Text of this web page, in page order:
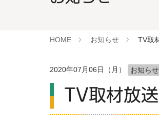
HOME お知らせ TV取
2020年07月06日（月） お知らせ
TV取材放